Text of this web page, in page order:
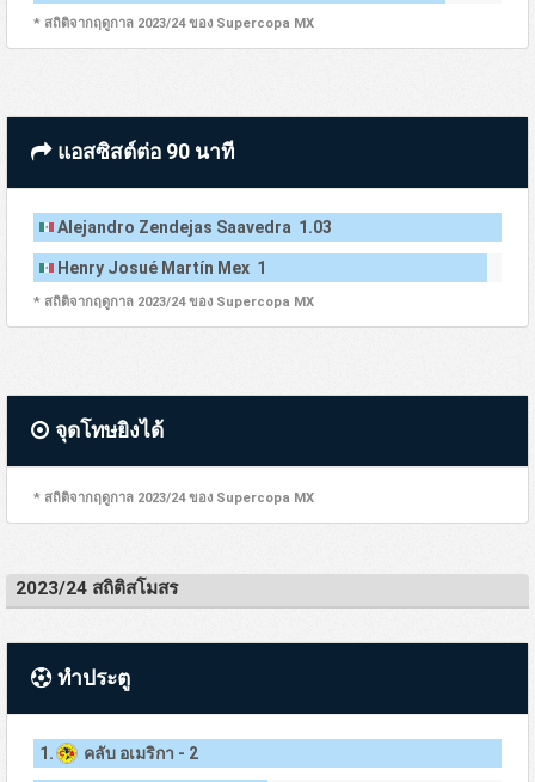
* สถิติจากฤดูกาล 2023/24 ของ Supercopa MX
แอสซิสต์ต่อ 90 นาที
Alejandro Zendejas Saavedra 1.03
Henry Josué Martín Mex 1
* สถิติจากฤดูกาล 2023/24 ของ Supercopa MX
จุดโทษยิงได้
* สถิติจากฤดูกาล 2023/24 ของ Supercopa MX
2023/24 สถิติสโมสร
ทำประตู
1. คลับ อเมริกา - 2